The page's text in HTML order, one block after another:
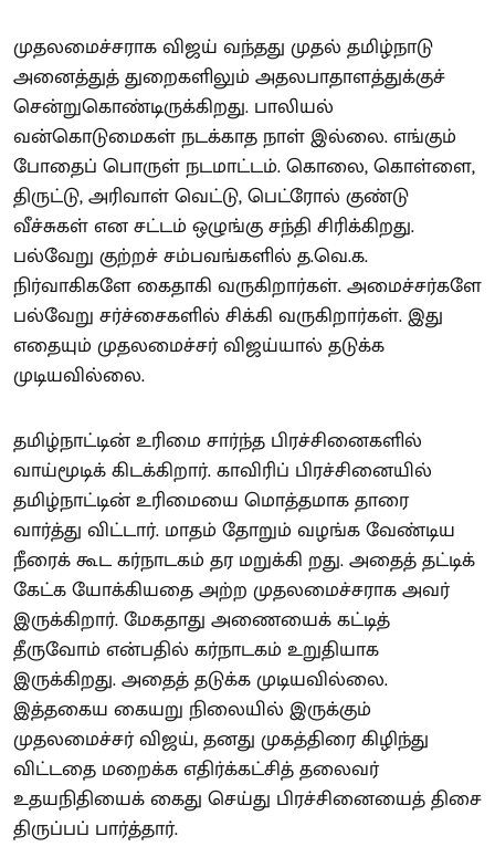
முதலமைச்சராக விஜய் வந்தது முதல் தமிழ்நாடு
அனைத்துத் துறைகளிலும் அதலபாதாளத்துக்குச்
சென்றுகொண்டிருக்கிறது. பாலியல்
வன்கொடுமைகள் நடக்காத நாள் இல்லை. எங்கும்
போதைப் பொருள் நடமாட்டம். கொலை, கொள்ளை,
திருட்டு, அரிவாள் வெட்டு, பெட்ரோல் குண்டு
வீச்சுகள் என சட்டம் ஒழுங்கு சந்தி சிரிக்கிறது.
பல்வேறு குற்றச் சம்பவங்களில் த.வெ.க.
நிர்வாகிகளே கைதாகி வருகிறார்கள். அமைச்சர்களே
பல்வேறு சர்ச்சைகளில் சிக்கி வருகிறார்கள். இது
எதையும் முதலமைச்சர் விஜய்யால் தடுக்க
முடியவில்லை.
தமிழ்நாட்டின் உரிமை சார்ந்த பிரச்சினைகளில்
வாய்மூடிக் கிடக்கிறார். காவிரிப் பிரச்சினையில்
தமிழ்நாட்டின் உரிமையை மொத்தமாக தாரை
வார்த்து விட்டார். மாதம் தோறும் வழங்க வேண்டிய
நீரைக் கூட கர்நாடகம் தர மறுக்கி றது. அதைத் தட்டிக்
கேட்க யோக்கியதை அற்ற முதலமைச்சராக அவர்
இருக்கிறார். மேகதாது அணையைக் கட்டித்
தீருவோம் என்பதில் கர்நாடகம் உறுதியாக
இருக்கிறது. அதைத் தடுக்க முடியவில்லை.
இத்தகைய கையறு நிலையில் இருக்கும்
முதலமைச்சர் விஜய், தனது முகத்திரை கிழிந்து
விட்டதை மறைக்க எதிர்க்கட்சித் தலைவர்
உதயநிதியைக் கைது செய்து பிரச்சினையைத் திசை
திருப்பப் பார்த்தார்.